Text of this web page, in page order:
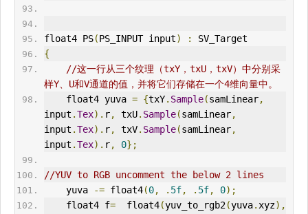
float4 PS(PS_INPUT input) :
SV_Target
{
//这一行从三个纹理（txY，txU，txV）中分别采
样Y、U和V通道的值，并将它们存储在一个4维向量中。
    float4 yuva
= {txY. Sample(samLinear,
input .Tex). r, txU. Sample(samLinear,
input .Tex). r, txV. Sample(samLinear,
input .Tex). r, 0};
//YUV to RGB uncomment the below 2 lines
    yuva
-= float4(0, . 5f, . 5f, 0);
    float4 f
=
  float4
(yuv_to_rgb2(yuva.xyz),